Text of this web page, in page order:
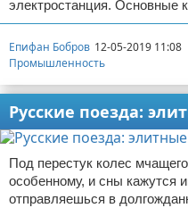
электростанция. Основные
Епифан Бобров 12-05-2019 11:08
Промышленность
Русские поезда:
Под перестук колес
особенному, и сны кажутся
отправляешься в